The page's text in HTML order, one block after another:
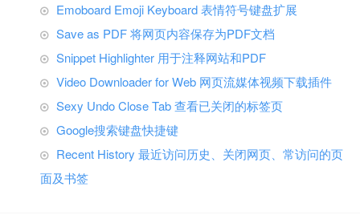
Emoboard Emoji Keyboard 表情符号键盘扩展
Save as PDF 将网页内容保存为PDF文档
Snippet Highlighter 用于注释网站和PDF
Video Downloader for Web 网页流媒体视频下载插件
Sexy Undo Close Tab 查看已关闭的标签页
Google搜索键盘快捷键
Recent History 最近访问历史、关闭网页、常访问的页
面及书签